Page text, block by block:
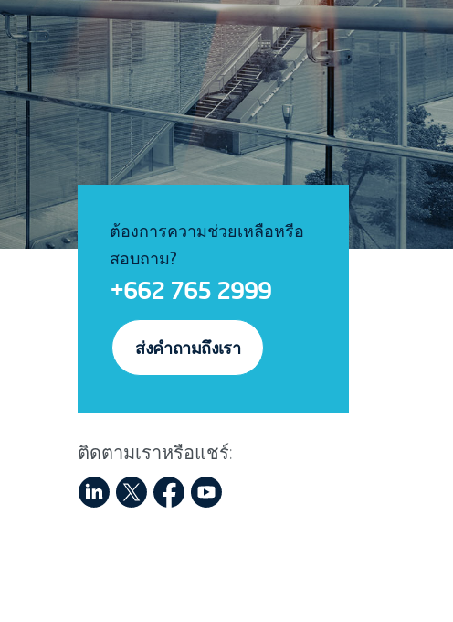
ต้องการความช่วยเหลือหรือ
สอบถาม?
+662 765 2999
ส่งคำถามถึงเรา
ติดตามเราหรือแชร์: